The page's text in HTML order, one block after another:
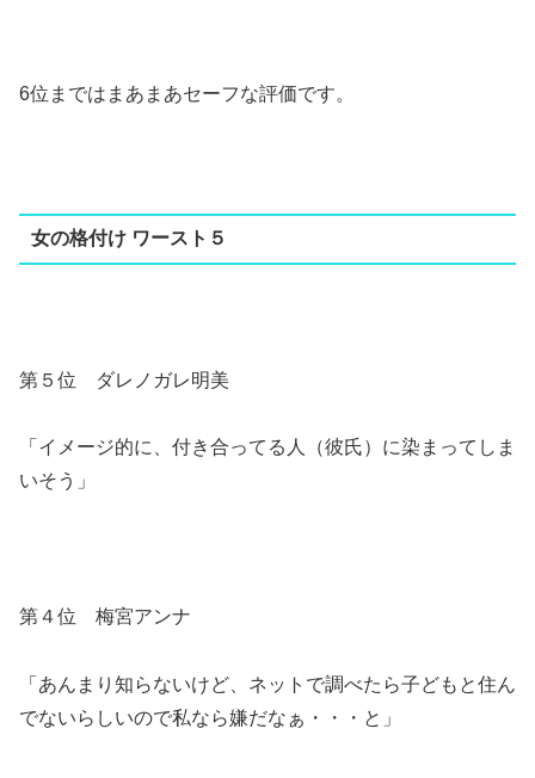
6位まではまあまあセーフな評価です。
女の格付け ワースト５
第５位 ダレノガレ明美
「イメージ的に、付き合ってる人（彼氏）に染まってしま
いそう」
第４位 梅宮アンナ
「あんまり知らないけど、ネットで調べたら子どもと住ん
でないらしいので私なら嫌だなぁ・・・と」